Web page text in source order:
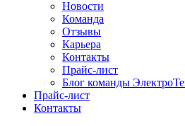
Новости
Команда
Отзывы
Карьера
Контакты
Прайс-лист
Блог команды
Прайс-лист
Контакты